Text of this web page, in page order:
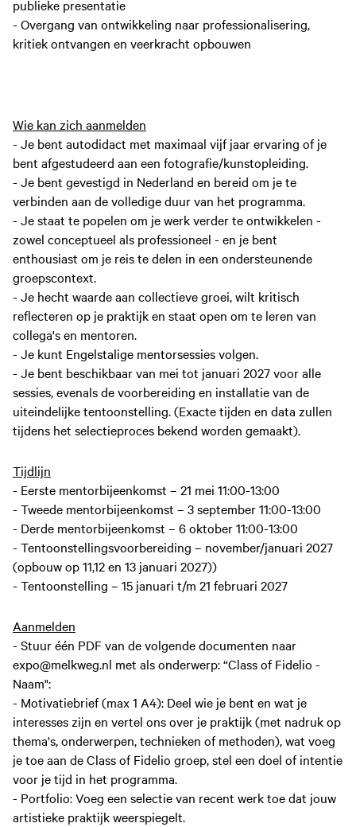
publieke presentatie
- Overgang van ontwikkeling naar professionalisering,
kritiek ontvangen en veerkracht opbouwen
Wie kan zich aanmelden
- Je bent autodidact met maximaal vijf jaar ervaring of je
bent afgestudeerd aan een fotografie/kunstopleiding.
- Je bent gevestigd in Nederland en bereid om je te
verbinden aan de volledige duur van het programma.
- Je staat te popelen om je werk verder te ontwikkelen -
zowel conceptueel als professioneel - en je bent
enthousiast om je reis te delen in een ondersteunende
groepscontext.
- Je hecht waarde aan collectieve groei, wilt kritisch
reflecteren op je praktijk en staat open om te leren van
collega's en mentoren.
- Je kunt Engelstalige mentorsessies volgen.
- Je bent beschikbaar van mei tot januari 2027voor alle
sessies, evenals de voorbereiding en installatie van de
uiteindelijke tentoonstelling. (Exacte tijden en data zullen
tijdens het selectieproces bekend worden gemaakt).
Tijdlijn
- Eerste mentorbijeenkomst – 21 mei 11:00-13:00
- Tweede mentorbijeenkomst – 3 september 11:00-13:00
- Derde mentorbijeenkomst – 6 oktober 11:00-13:00
- Tentoonstellingsvoorbereiding – november/januari 2027
(opbouw op 11,12 en 13 januari 2027))
- Tentoonstelling – 15 januari t/m 21 februari 2027
Aanmelden
- Stuur één PDF van de volgende documenten naar
expo@melkweg.nl met als onderwerp: “Class of Fidelio -
Naam":
- Motivatiebrief (max 1 A4): Deel wie je bent en wat je
interesses zijn en vertel ons over je praktijk (met nadruk op
thema's, onderwerpen, technieken of methoden), wat voeg
je toe aan de Class of Fidelio groep, stel een doel of intentie
voor je tijd in het programma.
- Portfolio: Voeg een selectie van recent werk toe dat jouw
artistieke praktijk weerspiegelt.